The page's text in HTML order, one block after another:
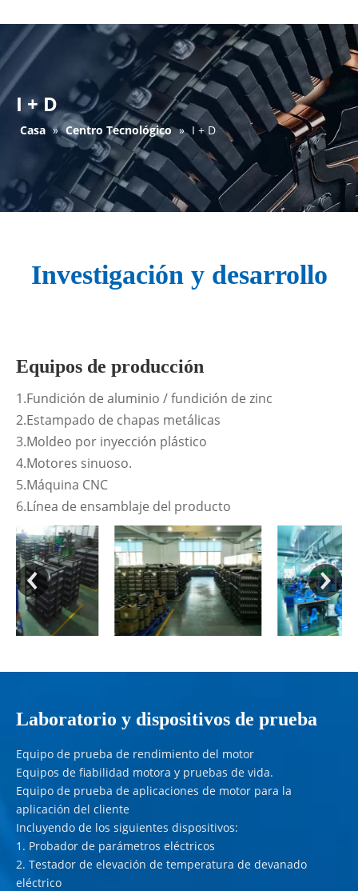
I + D
Casa » Centro Tecnológico » I + D
Investigación y desarrollo
Equipos de producción
1.Fundición de aluminio / fundición de zinc
2.Estampado de chapas metálicas
3.Moldeo por inyección plástico
4.Motores sinuoso.
5.Máquina CNC
6.Línea de ensamblaje del producto
Laboratorio y dispositivos de prueba
Equipo de prueba de rendimiento del motor
Equipos de fiabilidad motora y pruebas de vida.
Equipo de prueba de aplicaciones de motor para la
aplicación del cliente
Incluyendo de los siguientes dispositivos:
1. Probador de parámetros eléctricos
2. Testador de elevación de temperatura de devanado
eléctrico